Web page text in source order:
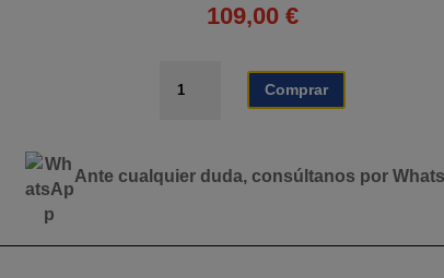
109,00 €
DE
CRISTAL
3
Comprar
Ante cualquier duda, consúltanos por